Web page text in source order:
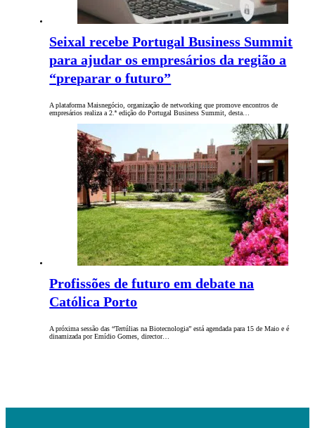
Seixal recebe Portugal Business Summit
para ajudar os empresários da região a
“preparar o futuro”
A plataforma Maisnegócio, organização de networking que promove encontros de
empresários realiza a 2.ª edição do Portugal Business Summit, desta…
Profissões de futuro em debate na
Católica Porto
A próxima sessão das “Tertúlias na Biotecnologia” está agendada para 15 de Maio e é
dinamizada por Emídio Gomes, director…